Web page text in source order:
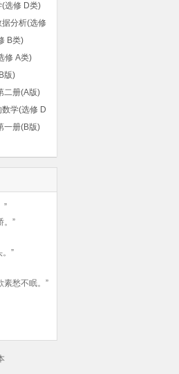
选修 D类)
分析(选修 C类)
B类)
修 A类)
版)
二册(A版)
学(选修 D类)
一册(B版)
”
。”
”
素愁不眠。”